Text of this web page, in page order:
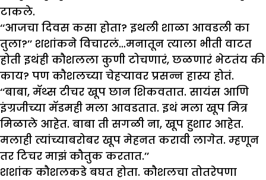
टाकले.
‘‘आजचा दिवस कसा होता? इथली शाळा आवडली का
तुला?’’ शशांकने विचारलं…मनातून त्याला भीती वाटत
होती इथंही कौशलला कुणी टोचणारं, छळणारं भेटतंय की
काय? पण कौशलच्या चेहऱ्यावर प्रसन्न हास्य होतं.
‘‘बाबा, मॅथ्स टीचर खूप छान शिकवतात. सायंस आणि
इंग्रजीच्या मॅडमही मला आवडतात. इथं मला खूप मित्र
मिळाले आहेत. बाबा ती सगळी ना, खूप हुशार आहेत.
मलाही त्यांच्याबरोबर खूप मेहनत करावी लागेत. म्हणून
तर टिचर माझं कौतुक करतात.’’
शशांक कौशलकडे बघत होता. कौशलचा तोतरेपणा